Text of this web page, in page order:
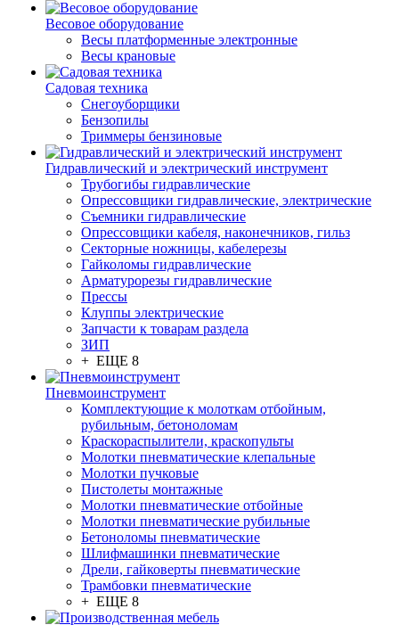
Весовое оборудование
Весы платформенные электронные
Весы крановые
Садовая техника
Снегоуборщики
Бензопилы
Триммеры бензиновые
Гидравлический и электрический инструмент
Трубогибы гидравлические
Опрессовщики гидравлические, электрические
Съемники гидравлические
Опрессовщики кабеля, наконечников, гильз
Секторные ножницы, кабелерезы
Гайколомы гидравлические
Арматурорезы гидравлические
Прессы
Клуппы электрические
Запчасти к товарам раздела
ЗИП
+ ЕЩЕ 8
Пневмоинструмент
Комплектующие к молоткам отбойным,
рубильным, бетоноломам
Краскораспылители, краскопульты
Молотки пневматические клепальные
Молотки пучковые
Пистолеты монтажные
Молотки пневматические отбойные
Молотки пневматические рубильные
Бетоноломы пневматические
Шлифмашинки пневматические
Дрели, гайковерты пневматические
Трамбовки пневматические
+ ЕЩЕ 8